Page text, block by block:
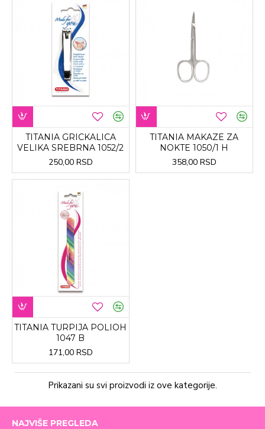
TITANIA GRICKALICA
VELIKA SREBRNA 1052/2
250,00 RSD
TITANIA MAKAZE ZA
NOKTE 1050/1 H
358,00 RSD
TITANIA TURPIJA POLIOH
1047 B
171,00 RSD
Prikazani su svi proizvodi iz ove kategorije.
NAJVIŠE PREGLEDA